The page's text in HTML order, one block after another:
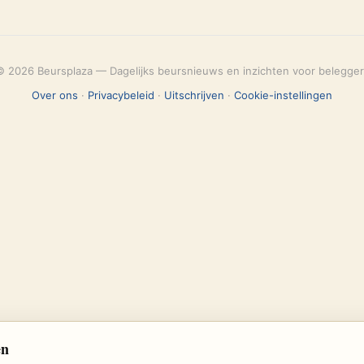
2026 Beursplaza — Dagelijks beursnieuws en inzichten voor
Over ons · Privacybeleid · Uitschrijven · Cookie-instellingen